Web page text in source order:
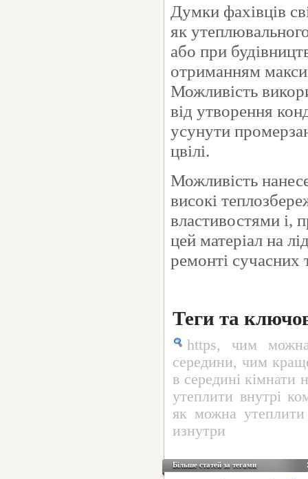
Думки фахівців
як
або при
отриманням
Можливість
від утворення
усунути
цвілі.
Можливість
високі
властивостями і,
цей матеріал на
ремонті сучасних
Теги та
https,
чим
середини, чим
в середині кімнати
утеплити внутрі
як можна
изнутри
Більше статей за тегами